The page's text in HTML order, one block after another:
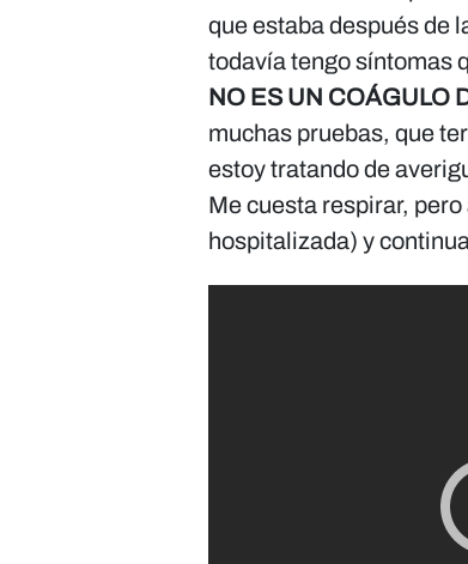
que estaba después de
todavía tengo síntomas
NO ES UN COÁGULO
muchas pruebas, que
estoy tratando de
Me cuesta respirar,
hospitalizada) y